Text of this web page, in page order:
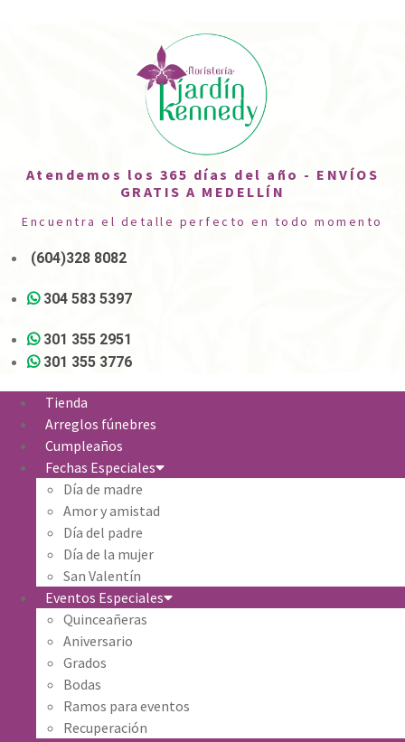
Atendemos los 365 días del año - ENVÍOS
GRATIS A MEDELLÍN
Encuentra el detalle perfecto en todo momento
(604)328 8082
304 583 5397
301 355 2951
301 355 3776
Tienda
Arreglos fúnebres
Cumpleaños
Fechas Especiales
Día de madre
Amor y amistad
Día del padre
Día de la mujer
San Valentín
Eventos Especiales
Quinceañeras
Aniversario
Grados
Bodas
Ramos para eventos
Recuperación